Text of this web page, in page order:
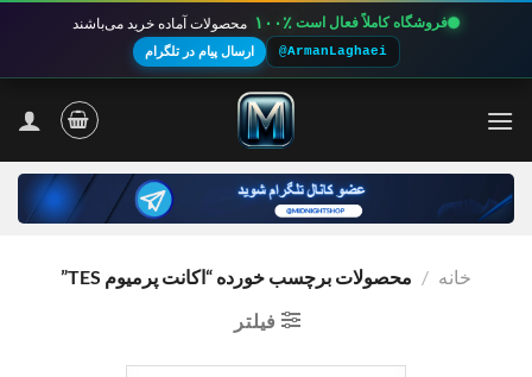
فروشگاه کاملاً فعال است ۱۰۰٪ محصولات آماده خرید می‌باشند
@ArmanLaghaei ارسال پیام در تلگرام
خانه / محصولات برچسب خورده “اکانت پرمیوم TES”
فیلتر